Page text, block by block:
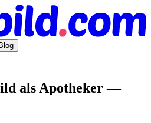
als Apotheker —